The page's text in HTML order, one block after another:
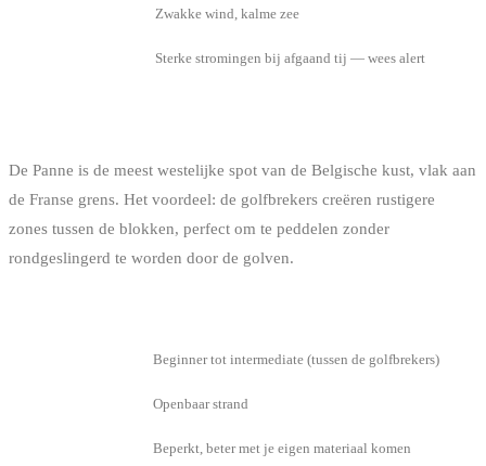
Zwakke wind, kalme zee
Sterke stromingen bij afgaand tij — wees alert
De Panne is de meest westelijke spot van de Belgische kust, vlak aan
de Franse grens. Het voordeel: de golfbrekers creëren rustigere
zones tussen de blokken, perfect om te peddelen zonder
rondgeslingerd te worden door de golven.
Beginner tot intermediate (tussen de golfbrekers)
Openbaar strand
Beperkt, beter met je eigen materiaal komen